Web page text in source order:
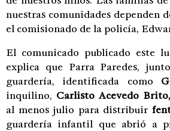
nuestras comunidades dependen
el comisionado de la policía,
El comunicado publicado este
explica que Parra Paredes,
guardería, identificada como
inquilino, Carlisto Acevedo Brito,
al menos julio para distribuir
guardería infantil que abrió a